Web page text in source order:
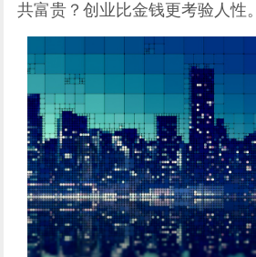
共富贵？创业比金钱更考验人性。